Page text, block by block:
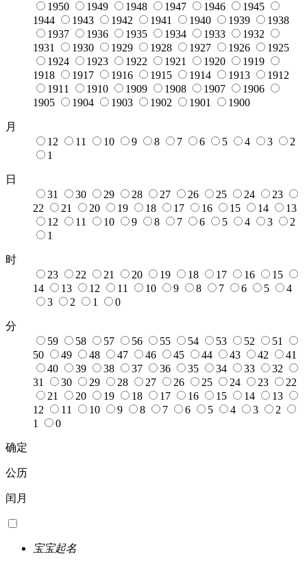
1950
1949 1948 1947 1946
1945
1944
1943 1942 1941 1940 1939
1938
1937
1936 1935 1934 1933
1932
1931
1930 1929 1928 1927 1926
1925
1924
1923 1922 1921 1920
1919
1918
1917 1916 1915 1914 1913
1912
1911
1910 1909 1908 1907
1906
1905
1904 1903 1902 1901 1900
月
12
11 10 9 8 7 6 5 4 3
2
1
日
31
30 29 28 27 26 25 24
23
22
21 20 19 18 17 16 15 14
13
12
11 10 9 8 7 6 5 4 3
2
1
时
23
22 21 20 19 18 17 16
15
14
13 12 11 10 9 8 7 6 5
4
3
2 1 0
分
59
58 57 56 55 54 53 52
51
50
49 48 47 46 45 44 43 42
41
40
39 38 37 36 35 34 33
32
31
30 29 28 27 26 25 24 23
22
21
20 19 18 17 16 15 14
13
12
11 10 9 8 7 6 5 4 3
2
1
0
确定
公历
闰月
宝宝起名